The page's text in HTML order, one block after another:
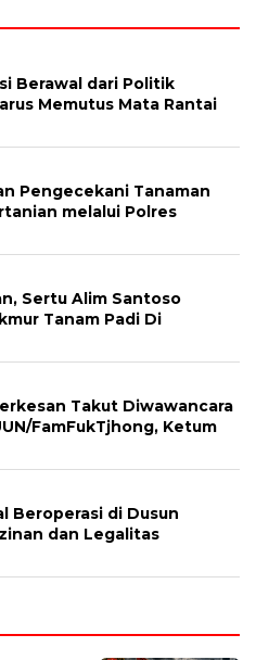
Berawal dari Politik
Memutus Mata Rantai
Pengecekani Tanaman
melalui Polres
Sertu Alim Santoso
Tanam Padi Di
Takut Diwawancara
FamFukTjhong, Ketum
Beroperasi di Dusun
dan Legalitas